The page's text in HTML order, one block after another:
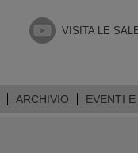
VISITA LE
ARCHIVIO EVENTI